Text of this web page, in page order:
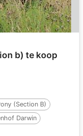
b) te koop
(Section B)
Darwin